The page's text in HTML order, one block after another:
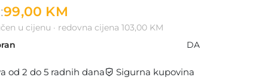
99,00 KM
u cijenu · redovna cijena 103,00 KM
DA
od 2 do 5 radnih dana Sigurna kupovina